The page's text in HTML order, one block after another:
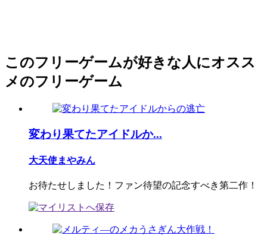
このフリーゲームが好きな人にオスス
メのフリーゲーム
変わり果てたアイドルか...
大天使まやみん
お待たせしました！ファン待望の記念すべき第二作！